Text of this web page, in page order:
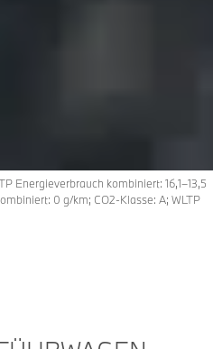
Energieverbrauch kombiniert: 16,1–13,5
0 g/km; CO2-Klasse: A; WLTP